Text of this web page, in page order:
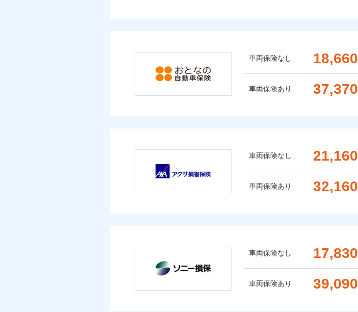
車両保険なし 18,660
車両保険あり 37,370
車両保険なし 21,160
車両保険あり 32,160
車両保険なし 17,830
車両保険あり 39,090